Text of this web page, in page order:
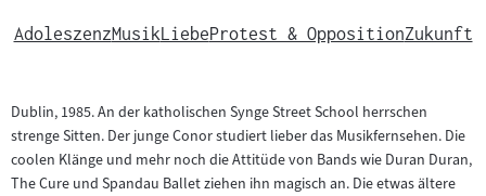
AdoleszenzMusik LiebeProtest & OppositionZukunft
Dublin, 1985. An der katholischen Synge Street School herrschen
strenge Sitten. Der junge Conor studiert lieber das Musikfernsehen. Die
coolen Klänge und mehr noch die Attitüde von Bands wie Duran Duran,
The Cure und Spandau Ballet ziehen ihn magisch an. Die etwas ältere